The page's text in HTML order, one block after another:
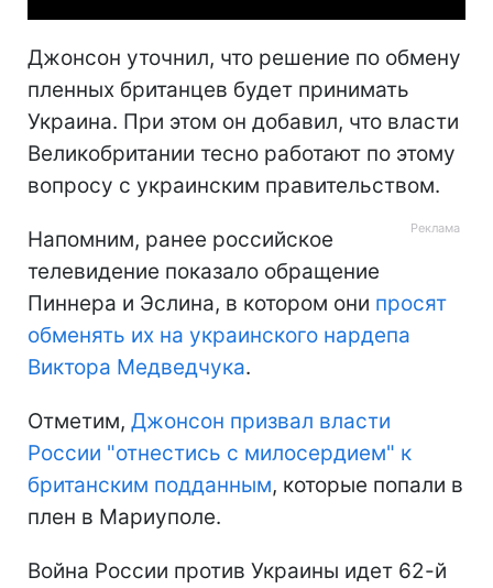
Джонсон уточнил, что решение по обмену
пленных британцев будет принимать
Украина. При этом он добавил, что власти
Великобритании тесно работают по этому
вопросу с украинским правительством.
Напомним, ранее российское
телевидение показало обращение
Пиннера и Эслина, в котором они просят
обменять их на украинского нардепа
Виктора Медведчука.
Отметим, Джонсон призвал власти
России "отнестись с милосердием" к
британским подданным, которые попали в
плен в Мариуполе.
Война России против Украины идет 62-й